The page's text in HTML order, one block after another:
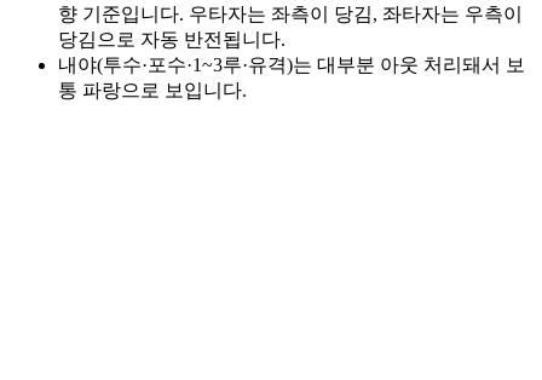
향 기준입니다. 우타자는 좌측이 당김, 좌타자는 우측이
당김으로 자동 반전됩니다.
내야(투수·포수·1~3루·유격)는 대부분 아웃 처리돼서 보
통 파랑으로 보입니다.